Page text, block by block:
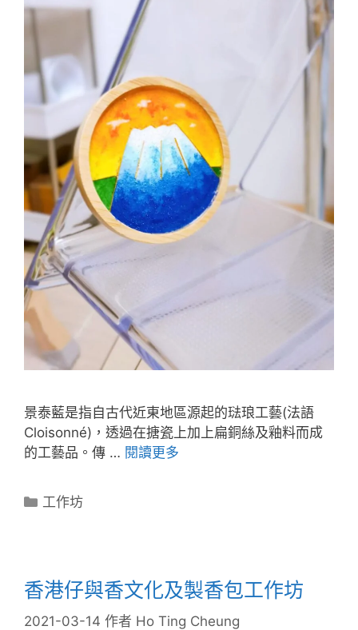
景泰藍是指自古代近東地區源起的琺琅工藝(法語
Cloisonné)，透過在搪瓷上加上扁銅絲及釉料而成
的工藝品。傳 … 閱讀更多
工作坊
香港仔與香文化及製香包工作坊
2021-03-14 作者 Ho Ting Cheung